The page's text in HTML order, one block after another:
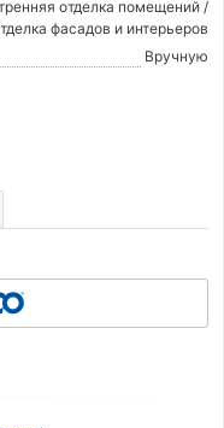
отделка помещений /
фасадов и интерьеров
Вручную